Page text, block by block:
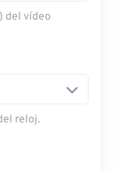
del vídeo
reloj.